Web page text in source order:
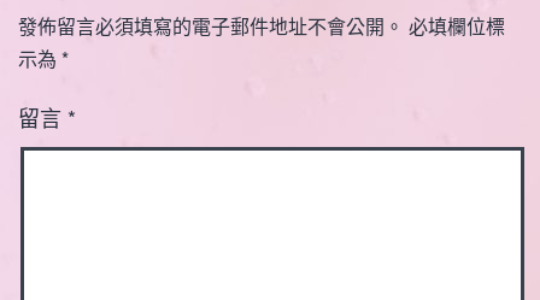
發佈留言必須填寫的電子郵件地址不會公開。 必填欄位標
示為 *
留言 *